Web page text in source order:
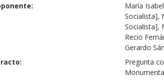
María
Socialista],
Socialista],
Recio
Gerardo
Pregunta